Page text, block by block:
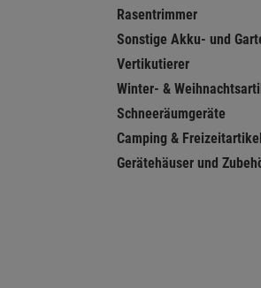
Rasentrimmer
Sonstige Akku- und
Vertikutierer
Winter- &
Schneeräumgeräte
Camping & Freizeitartikel
Gerätehäuser und